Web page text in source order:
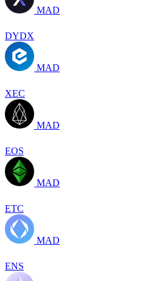
MAD
DYDX
MAD
XEC
MAD
EOS
MAD
ETC
MAD
ENS